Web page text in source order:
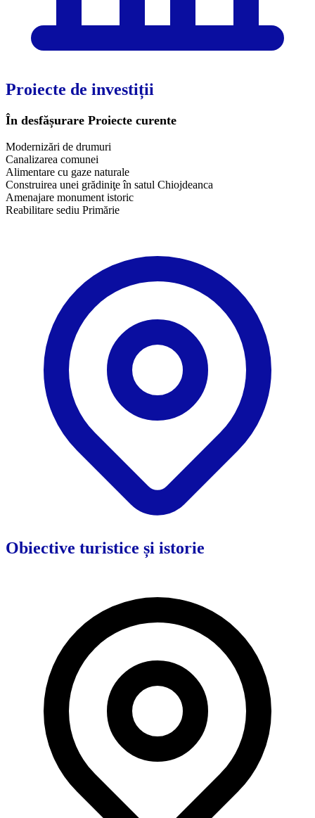
Proiecte de investiții
În desfășurare Proiecte curente
Modernizări de drumuri
Canalizarea comunei
Alimentare cu gaze naturale
Construirea unei grădiniţe în satul Chiojdeanca
Amenajare monument istoric
Reabilitare sediu Primărie
Obiective turistice și istorie